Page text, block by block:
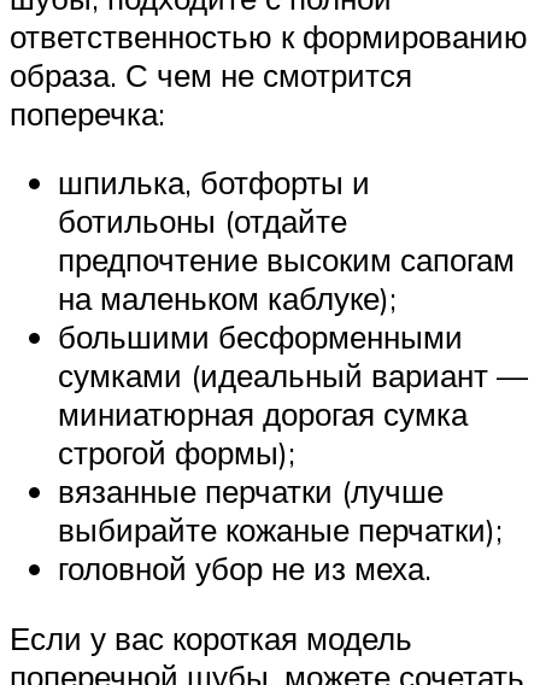
ответственностью к формированию
образа. С чем не смотрится
поперечка:
шпилька, ботфорты и
ботильоны (отдайте
предпочтение высоким сапогам
на маленьком каблуке);
большими бесформенными
сумками (идеальный вариант —
миниатюрная дорогая сумка
строгой формы);
вязанные перчатки (лучше
выбирайте кожаные перчатки);
головной убор не из меха.
Если у вас короткая модель
поперечной шубы, можете сочетать